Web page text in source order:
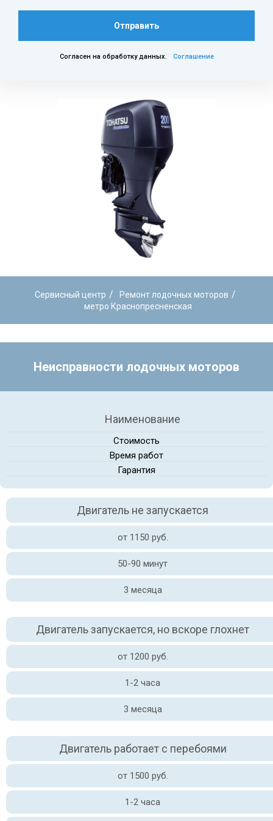
Отправить
Согласен на обработку данных. Соглашение
Сервисный центр / Ремонт лодочных моторов /
метро Краснопресненская
Неисправности лодочных моторов
Наименование
Стоимость
Время работ
Гарантия
Двигатель не запускается
от 1150 руб.
50-90 минут
3 месяца
Двигатель запускается, но вскоре глохнет
от 1200 руб.
1-2 часа
3 месяца
Двигатель работает с перебоями
от 1500 руб.
1-2 часа